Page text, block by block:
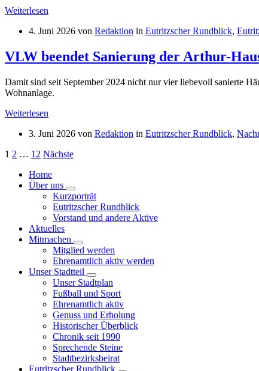
Weiterlesen
4. Juni 2026 von Redaktion in Eutritzscher Rundblick,
VLW beendet Sanierung der Arthur-
Damit sind seit September 2024 nicht nur vier liebevoll sanierte
Wohnanlage.
Weiterlesen
3. Juni 2026 von Redaktion in Eutritzscher Rundblick,
Seitennummerierung
der
Beiträge
1 2 … 12 Nächste
Home
Über uns
Kurzporträt
Eutritzscher Rundblick
Vorstand und andere Aktive
Aktuelles
Mitmachen
Mitglied werden
Ehrenamtlich aktiv werden
Unser Stadtteil
Unser Stadtplan
Fußball und Sport
Ehrenamtlich aktiv
Genuss und Erholung
Historischer Überblick
Chronik seit 1990
Sprechende Steine
Stadtbezirksbeirat
Eutritzscher Rundblick